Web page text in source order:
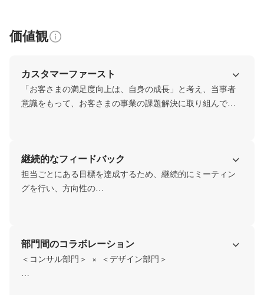
価値観
カスタマーファースト
「お客さまの満足度向上は、自身の成長」と考え、当事者
意識をもって、お客さまの事業の課題解決に取り組んでい
す。
継続的なフィードバック
担当ごとにある目標を達成するため、継続的にミーティン
グを行い、方向性の
部門間のコラボレーション
＜コンサル部門＞  ×  ＜デザイン部門＞